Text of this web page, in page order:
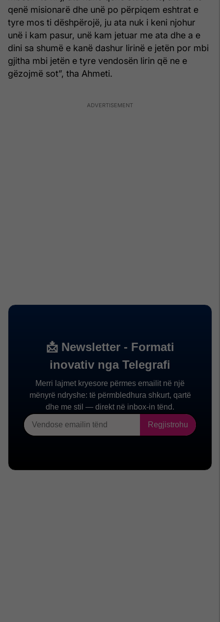
qenë misionarë dhe unë po përpiqem eshtrat e
tyre mos ti dëshpërojë, ju ata nuk i keni njohur
unë i kam pasur, unë kam jetuar me ata dhe a e
dini sa shumë e kanë dashur lirinë e jetën por mbi
gjitha mbi jetën e tyre vendosën lirin që ne e
gëzojmë sot”, tha Ahmeti.